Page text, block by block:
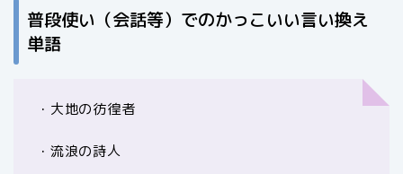
普段使い（会話等）でのかっこいい言い換え
単語
・大地の彷徨者
・流浪の詩人